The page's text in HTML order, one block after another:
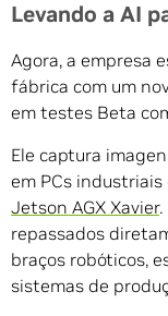
Levando a AI
Agora, a empresa
fábrica com um
em testes Beta
Ele captura
em PCs
Jetson AGX Xavier.
repassados
braços robóticos,
sistemas de